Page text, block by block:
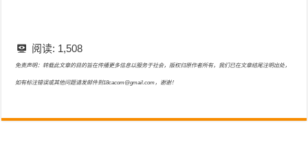
阅读: 1,508
免责声明：转载此文章的目的旨在传播更多信息以服务于社会，版权归原作者所有，我们已在文章结尾注明出处，
如有标注错误或其他问题请发邮件到18cacom@gmail.com，谢谢！